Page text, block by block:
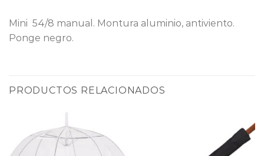
Mini 54/8 manual. Montura aluminio, antiviento.
Ponge negro.
PRODUCTOS RELACIONADOS